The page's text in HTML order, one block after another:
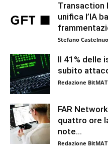
Transaction
unifica l’IA
Stefano
Il 41% delle
subito
Redazione BitMAT
FAR
quattro ore
note...
Redazione BitMAT